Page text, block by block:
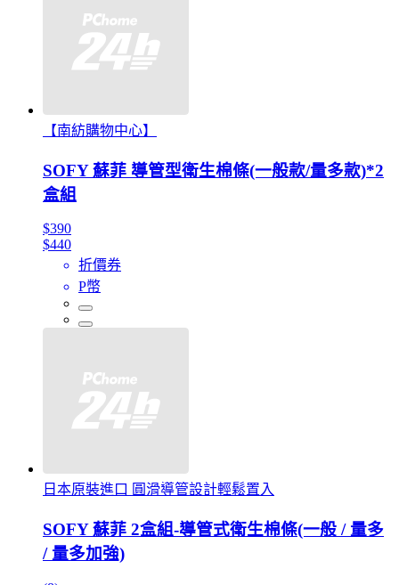
【南紡購物中心】
SOFY 蘇菲 導管型衛生棉條(一般款/量多款)*2
盒組
$390
$440
折價券
P幣
日本原裝進口 圓滑導管設計輕鬆置入
SOFY 蘇菲 2盒組-導管式衛生棉條(一般 / 量多
/ 量多加強)